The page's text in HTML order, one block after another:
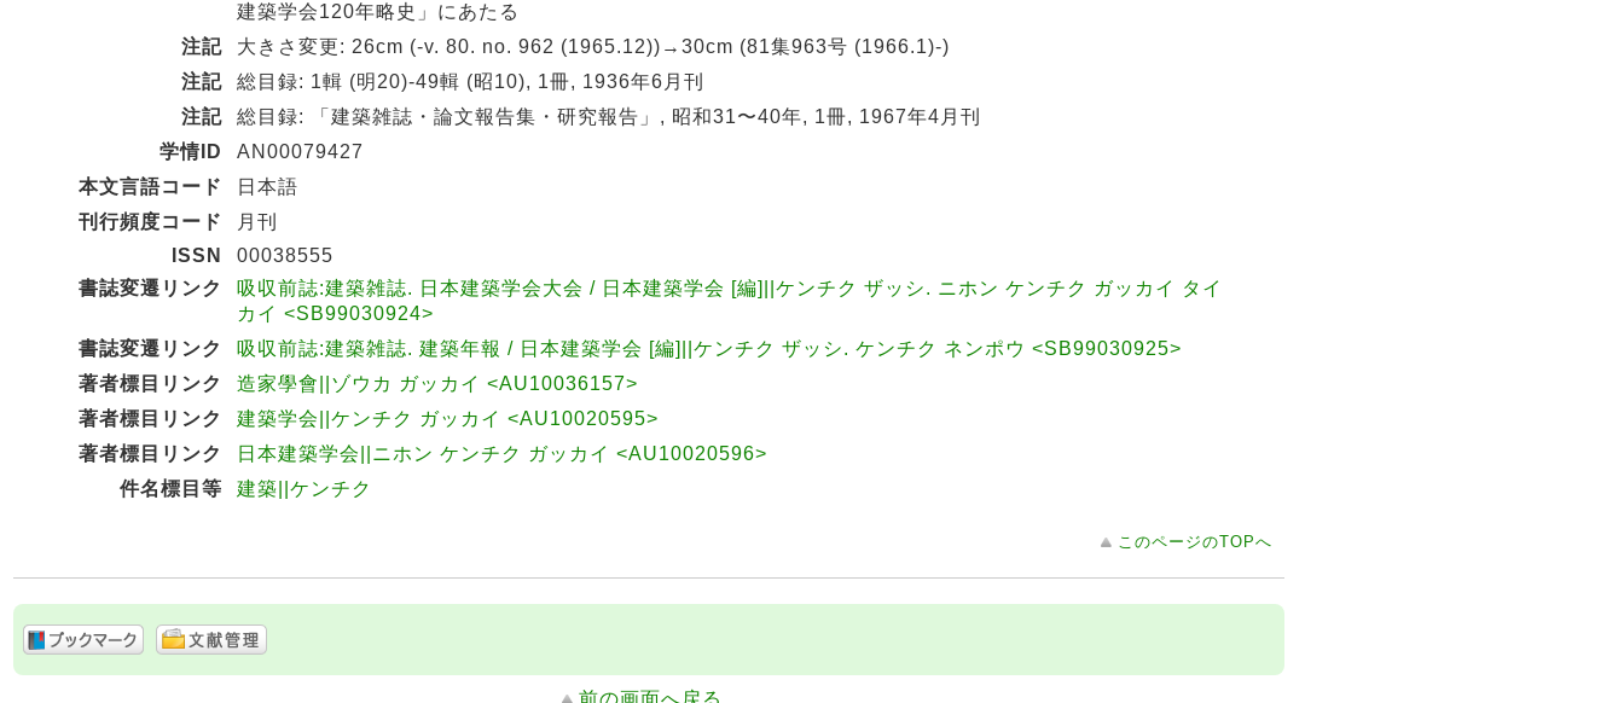
建築学会120年略史」にあたる
注記
大きさ変更: 26cm (-v. 80. no. 962 (1965.12))→30cm (81集963号 (1966.1)-)
注記
総目録: 1輯 (明20)-49輯 (昭10), 1冊, 1936年6月刊
注記
総目録: 「建築雑誌・論文報告集・研究報告」, 昭和31〜40年, 1冊, 1967年4月刊
学情ID
AN00079427
本文言語コード
日本語
刊行頻度コード
月刊
ISSN
00038555
書誌変遷リンク
吸収前誌:建築雑誌. 日本建築学会大会 / 日本建築学会 [編]||ケンチク ザッシ. ニホン ケンチク ガッカイ タイ
カイ <SB99030924>
書誌変遷リンク
吸収前誌:建築雑誌. 建築年報 / 日本建築学会 [編]||ケンチク ザッシ. ケンチク ネンポウ <SB99030925>
著者標目リンク
造家學會||ゾウカ ガッカイ <AU10036157>
著者標目リンク
建築学会||ケンチク ガッカイ <AU10020595>
著者標目リンク
日本建築学会||ニホン ケンチク ガッカイ <AU10020596>
件名標目等
建築||ケンチク
このページのTOPへ
前の画面へ戻る